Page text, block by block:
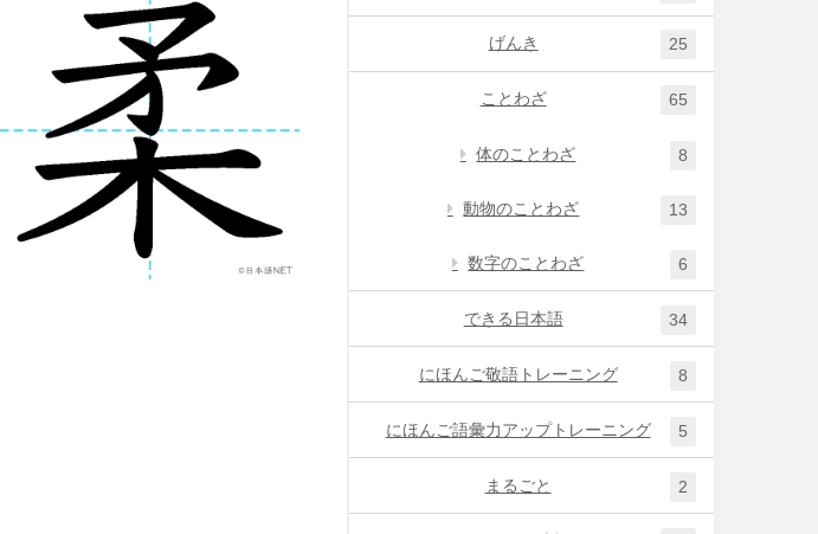
げんき 25
ことわざ 65
体のことわざ 8
動物のことわざ 13
数字のことわざ 6
できる日本語 34
にほんご敬語トレーニング 8
にほんご語彙力アップトレーニング 5
まるごと 2